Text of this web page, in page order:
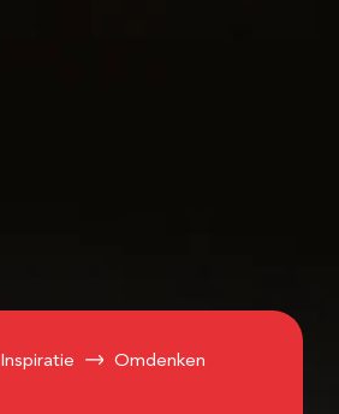
Inspiratie
Omdenken